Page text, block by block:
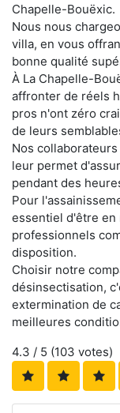
Chapelle-Bouëxic.
Nous nous
villa, en vous
bonne qualité
À La Chapelle-
affronter de réels
pros n'ont zéro
de leurs
Nos
leur permet
pendant des
Pour
essentiel d'être en
professionnels
disposition.
Choisir notre
désinsectisation,
extermination de
meilleures
4.3 / 5 (103 votes)